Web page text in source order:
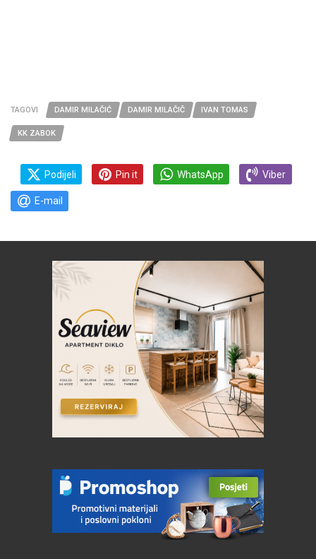
TAGOVI DAMIR MILAČIĆ DAMIR MILAČIČ IVAN TOMAS
KK ZABOK
Podijeli Pin it WhatsApp Viber
E-mail